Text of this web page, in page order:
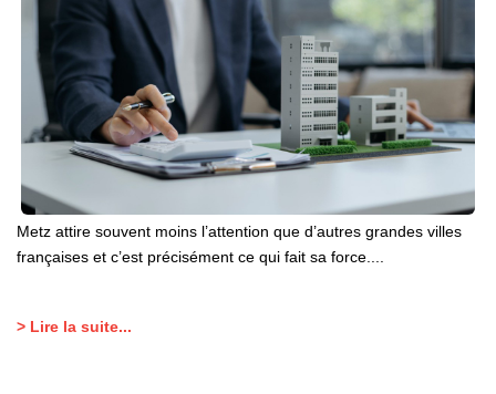
Metz attire souvent moins l’attention que d’autres grandes villes
françaises et c’est précisément ce qui fait sa force....
> Lire la suite...